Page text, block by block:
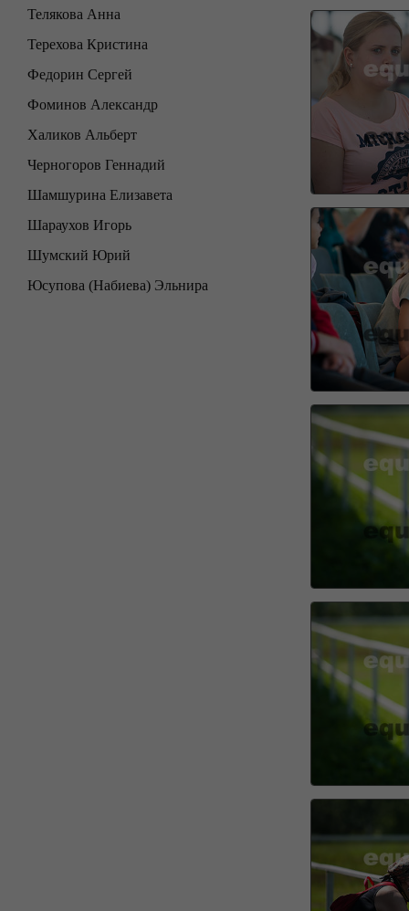
Телякова Анна
Терехова Кристина
Федорин Сергей
Фоминов Александр
Халиков Альберт
Черногоров Геннадий
Шамшурина Елизавета
Шараухов Игорь
Шумский Юрий
Юсупова (Набиева) Эльнира